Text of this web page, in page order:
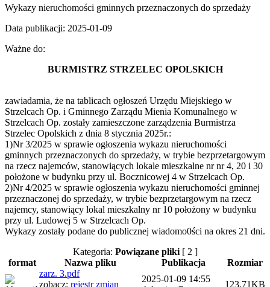
Wykazy nieruchomości gminnych przeznaczonych do sprzedaży
Data publikacji: 2025-01-09
Ważne do:
BURMISTRZ STRZELEC OPOLSKICH
zawiadamia, że na tablicach ogłoszeń Urzędu Miejskiego w
Strzelcach Op. i Gminnego Zarządu Mienia Komunalnego w
Strzelcach Op. zostały zamieszczone zarządzenia Burmistrza
Strzelec Opolskich z dnia 8 stycznia 2025r.:
1)Nr 3/2025 w sprawie ogłoszenia wykazu nieruchomości
gminnych przeznaczonych do sprzedaży, w trybie bezprzetargowym
na rzecz najemców, stanowiących lokale mieszkalne nr nr 4, 20 i 30
położone w budynku przy ul. Bocznicowej 4 w Strzelcach Op.
2)Nr 4/2025 w sprawie ogłoszenia wykazu nieruchomości gminnej
przeznaczonej do sprzedaży, w trybie bezprzetargowym na rzecz
najemcy, stanowiący lokal mieszkalny nr 10 położony w budynku
przy ul. Ludowej 5 w Strzelcach Op.
Wykazy zostały podane do publicznej wiadomo0ści na okres 21 dni.
Kategoria: Powiązane pliki[ 2 ]
format
Nazwa pliku Publikacja
Rozmiar
zarz. 3.pdf
zobacz: rejestr zmian
2025-01-09 14:55
123.71KB